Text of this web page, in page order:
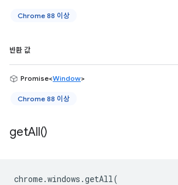
Chrome 88 이상
반환 값
Promise<Window>
Chrome 88 이상
getAll()
chrome.windows .getAll(